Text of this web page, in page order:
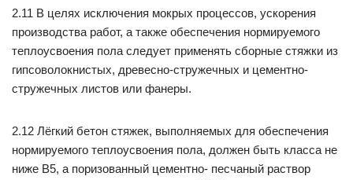
2.11 В целях исключения мокрых процессов, ускорения
производства работ, а также обеспечения нормируемого
теплоусвоения пола следует применять сборные стяжки из
гипсоволокнистых, древесно-стружечных и цементно-
стружечных листов или фанеры.
2.12 Лёгкий бетон стяжек, выполняемых для обеспечения
нормируемого теплоусвоения пола, должен быть класса не
ниже В5, а поризованный цементно- песчаный раствор